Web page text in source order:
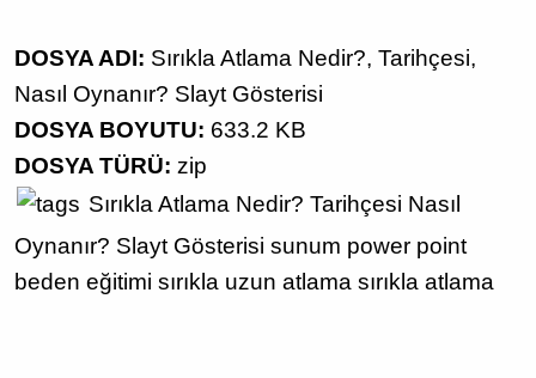
DOSYA ADI: Sırıkla Atlama Nedir?, Tarihçesi,
Nasıl Oynanır? Slayt Gösterisi
DOSYA BOYUTU: 633.2 KB
DOSYA TÜRÜ: zip
Sırıkla Atlama Nedir? Tarihçesi Nasıl
Oynanır? Slayt Gösterisi sunum power point
beden eğitimi sırıkla uzun atlama sırıkla atlama